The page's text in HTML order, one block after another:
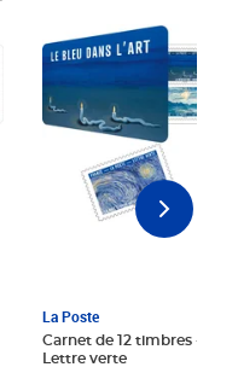
La Poste
Carnet de 12 timbres - Le
Lettre verte